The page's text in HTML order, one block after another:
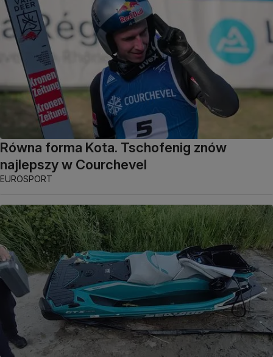
Równa forma Kota. Tschofenig znów
najlepszy w Courchevel
EUROSPORT